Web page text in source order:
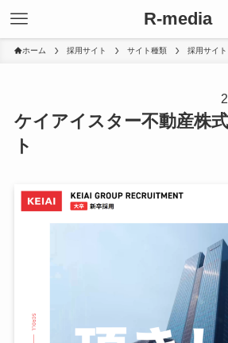
R-media
ホーム 採用サイト サイト種類 採用サイト
ケイアイスター不動産株
ト